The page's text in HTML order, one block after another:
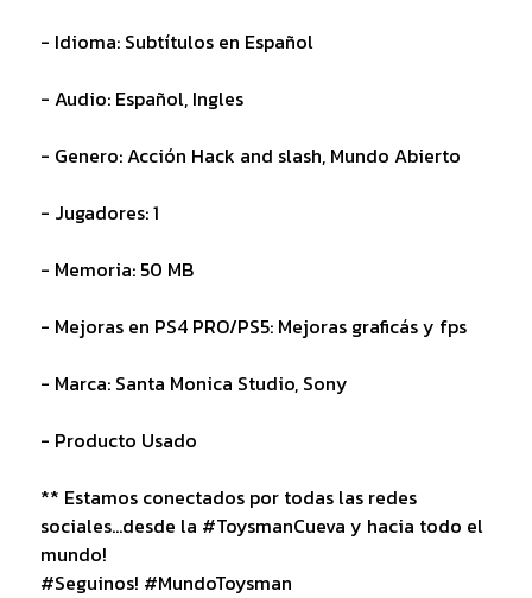
- Idioma: Subtítulos en Español
- Audio: Español, Ingles
- Genero: Acción Hack and slash, Mundo Abierto
- Jugadores: 1
- Memoria: 50 MB
- Mejoras en PS4 PRO/PS5: Mejoras graficás y fps
- Marca: Santa Monica Studio, Sony
- Producto Usado
** Estamos conectados por todas las redes
sociales...desde la #ToysmanCueva y hacia todo el
mundo!
#Seguinos! #MundoToysman